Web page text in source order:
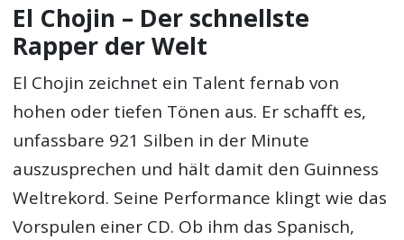
El Chojin – Der schnellste
Rapper der Welt
El Chojin zeichnet ein Talent fernab von
hohen oder tiefen Tönen aus. Er schafft es,
unfassbare 921 Silben in der Minute
auszusprechen und hält damit den Guinness
Weltrekord. Seine Performance klingt wie das
Vorspulen einer CD. Ob ihm das Spanisch,